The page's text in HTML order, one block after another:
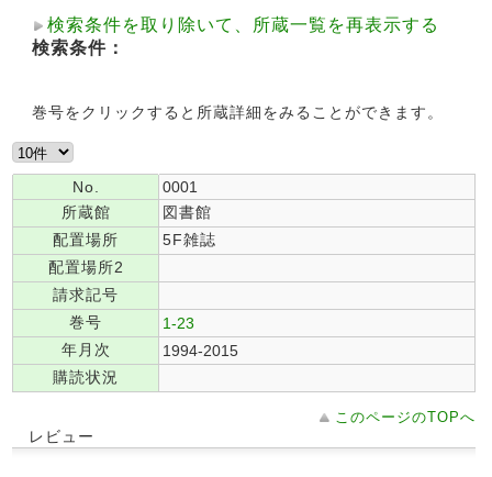
検索条件を取り除いて、所蔵一覧を再表示する
検索条件：
巻号をクリックすると所蔵詳細をみることができます。
No.
0001
所蔵館
図書館
配置場所
5F雑誌
配置場所2
請求記号
巻号
1-23
年月次
1994-2015
購読状況
このページのTOPへ
レビュー